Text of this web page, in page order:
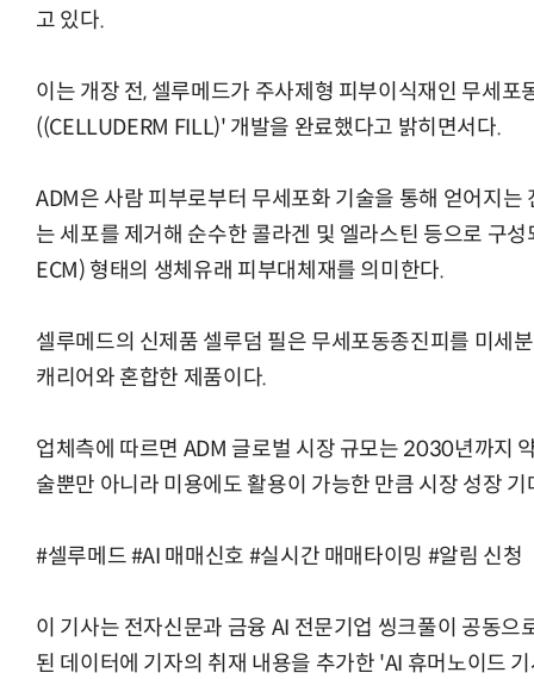
고 있다.
이는 개장 전, 셀루메드가 주사제형 피부이식재인 무세
((CELLUDERM FILL)' 개발을 완료했다고 밝히면서다.
ADM은 사람 피부로부터 무세포화 기술을 통해 얻어지는
는 세포를 제거해 순수한 콜라겐 및 엘라스틴 등으로 구
ECM) 형태의 생체유래 피부대체재를 의미한다.
셀루메드의 신제품 셀루덤 필은 무세포동종진피를 미세
캐리어와 혼합한 제품이다.
업체측에 따르면 ADM 글로벌 시장 규모는 2030년까지
술뿐만 아니라 미용에도 활용이 가능한 만큼 시장 성장
#셀루메드 #AI 매매신호 #실시간 매매타이밍 #알림 신청
이 기사는 전자신문과 금융 AI 전문기업 씽크풀이 공동으
된 데이터에 기자의 취재 내용을 추가한 'AI 휴머노이드